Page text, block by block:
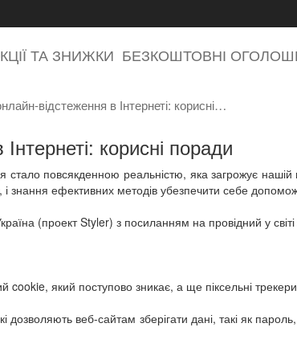
ТА ЗНИЖКИ БЕЗКОШТОВНІ
відстеження в Інтернеті: корисні…
корисні поради
стало повсякденною реальністю, яка загрожує нашій
і знання ефективних методів убезпечити себе
(проект Styler) з посиланням на провідний у
який поступово зникає, а ще піксельні
дозволяють веб-сайтам зберігати дані, такі як